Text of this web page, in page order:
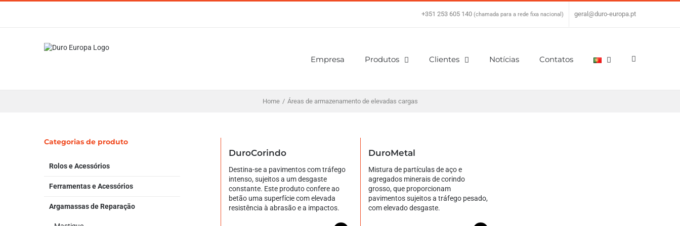
Skip
+351 253 605 140 (chamada para a rede fixa nacional) geral@duro-europa.pt
Empresa Produtos Clientes Notícias Contatos
Home / Áreas de armazenamento de elevadas cargas
DuroCorindo
Destina-se a pavimentos com tráfego
intenso, sujeitos a um desgaste
constante. Este produto confere ao
betão uma superfície com elevada
resistência à abrasão e a impactos.
DuroMetal
Mistura de partículas de aço e
agregados minerais de corindo
grosso, que proporcionam
pavimentos sujeitos a tráfego pesado,
com elevado desgaste.
Categorias de produto
Rolos e Acessórios
Ferramentas e Acessórios
Argamassas de Reparação